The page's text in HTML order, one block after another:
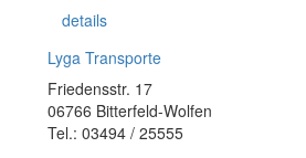
details
Lyga Transporte
Friedensstr. 17
06766 Bitterfeld-Wolfen
Tel.: 03494 / 25555